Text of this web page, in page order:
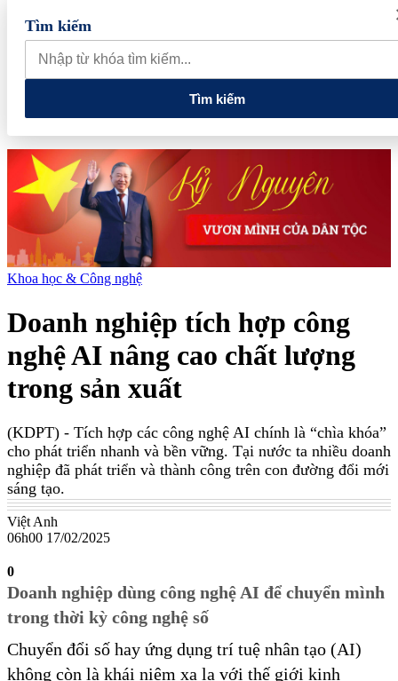
Australia xây dựng, triển khai chiến lược kết nối khoa học công
nghệ và đổi mới sáng tạo tầm nhìn dài hạn
5 chính sách lớn mở
đường cho thị trường hàng hóa phái sinh
thắp sáng ngọn lửa 'Tôi yêu Tổ quốc tôi'
Tìm kiếm
Tìm kiếm
Khoa học & Công nghệ
Doanh nghiệp tích hợp công
nghệ AI nâng cao chất lượng
trong sản xuất
(KDPT) - Tích hợp các công nghệ AI chính là “chìa khóa”
cho phát triển nhanh và bền vững. Tại nước ta nhiều doanh
nghiệp đã phát triển và thành công trên con đường đổi mới
sáng tạo.
Việt Anh
06h00 17/02/2025
0
Doanh nghiệp dùng công nghệ AI để chuyển mình
trong thời kỳ công nghệ số
Chuyển đổi số hay ứng dụng trí tuệ nhân tạo (AI)
không còn là khái niệm xa lạ với thế giới kinh